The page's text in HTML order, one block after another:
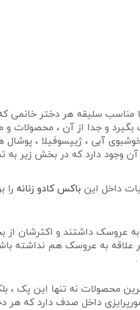
مناسب سلیقه هر دختر
و جدا از آن ، محصولات
آبی ، ژیپسوفیلا ،
وجود دارد که در بخش زیر به
داخل این باکس کادو زنانه را
عروسک داشتند و اکثرشان
به عروسک هم نداشته
محصولات نه تنها این پک ،
داخل صدف دارد که هر